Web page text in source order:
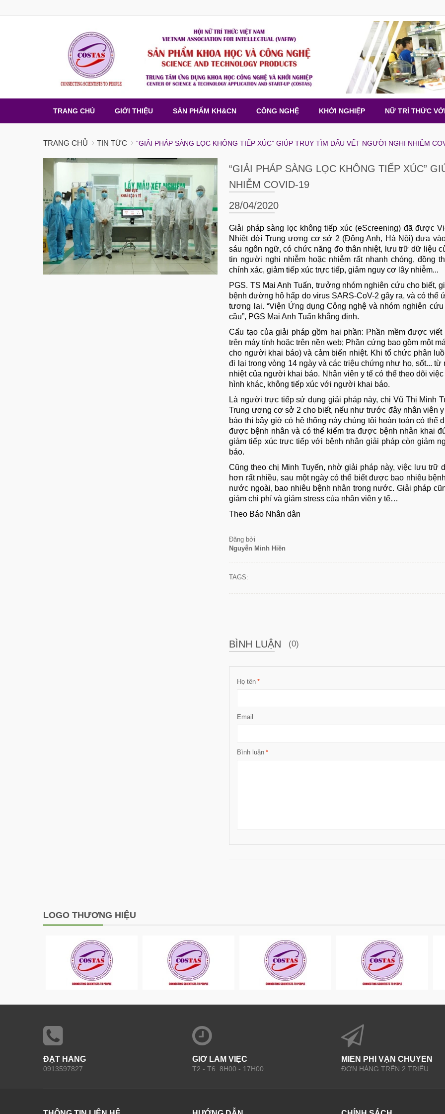
TRANG CHỦ GIỚI THIỆU SẢN PHẨM KH&CN CÔNG NGHỆ KHỞI NGHIỆP NỮ TRÍ THỨC
TRANG CHỦ TIN TỨC “GIẢI PHÁP SÀNG LỌC KHÔNG TIẾP XÚC” GIÚP TRUY TÌM DẤU VẾT NGƯỜI NGHI NHIỄM
“GIẢI PHÁP SÀNG LỌC KHÔNG TIẾP XÚC”
NHIỄM COVID-19
28/04/2020
Giải pháp sàng lọc không tiếp xúc (eScreening) đã được
Nhiệt đới Trung ương cơ sở 2 (Đông Anh, Hà Nội) đưa
sáu ngôn ngữ, có chức năng đo thân nhiệt, lưu trữ dữ liệu
tin người nghi nhiễm hoặc nhiễm rất nhanh chóng, đồng
chính xác, giảm tiếp xúc trực tiếp, giảm nguy cơ lây nhiễm...
PGS. TS Mai Anh Tuấn, trưởng nhóm nghiên cứu cho biết,
bệnh đường hô hấp do virus SARS-CoV-2 gây ra, và có thể
tương lai. “Viện Ứng dụng Công nghệ và nhóm nghiên
cầu”, PGS Mai Anh Tuấn khẳng định.
Cấu tạo của giải pháp gồm hai phần: Phần mềm được
trên máy tính hoặc trên nền web; Phần cứng bao gồm một
cho người khai báo) và cảm biến nhiệt. Khi tổ chức phân
đi lại trong vòng 14 ngày và các triệu chứng như ho, sốt...
nhiệt của người khai báo. Nhân viên y tế có thể theo dõi
hình khác, không tiếp xúc với người khai báo.
Là người trực tiếp sử dụng giải pháp này, chị Vũ Thị Minh
Trung ương cơ sở 2 cho biết, nếu như trước đây nhân viên
báo thì bây giờ có hệ thống này chúng tôi hoàn toàn có
được bệnh nhân và có thể kiểm tra được bệnh nhân khai
giảm tiếp xúc trực tiếp với bệnh nhân giải pháp còn giảm
báo.
Cũng theo chị Minh Tuyến, nhờ giải pháp này, việc lưu
hơn rất nhiều, sau một ngày có thể biết được bao nhiêu
nước ngoài, bao nhiêu bệnh nhân trong nước. Giải pháp
giảm chi phí và giảm stress của nhân viên y tế…
Theo Báo Nhân dân
Đăng bởi
Nguyễn Minh Hiền
TAGS:
BÌNH LUẬN (0)
*
Họ tên
Email
*
Bình luận
LOGO THƯƠNG HIỆU
ĐẶT HÀNG
0913597827
GIỜ LÀM VIỆC
T2 - T6: 8H00 - 17H00
MIỄN PHÍ VẬN CHUYỂN
ĐƠN HÀNG TRÊN 2 TRIỆU